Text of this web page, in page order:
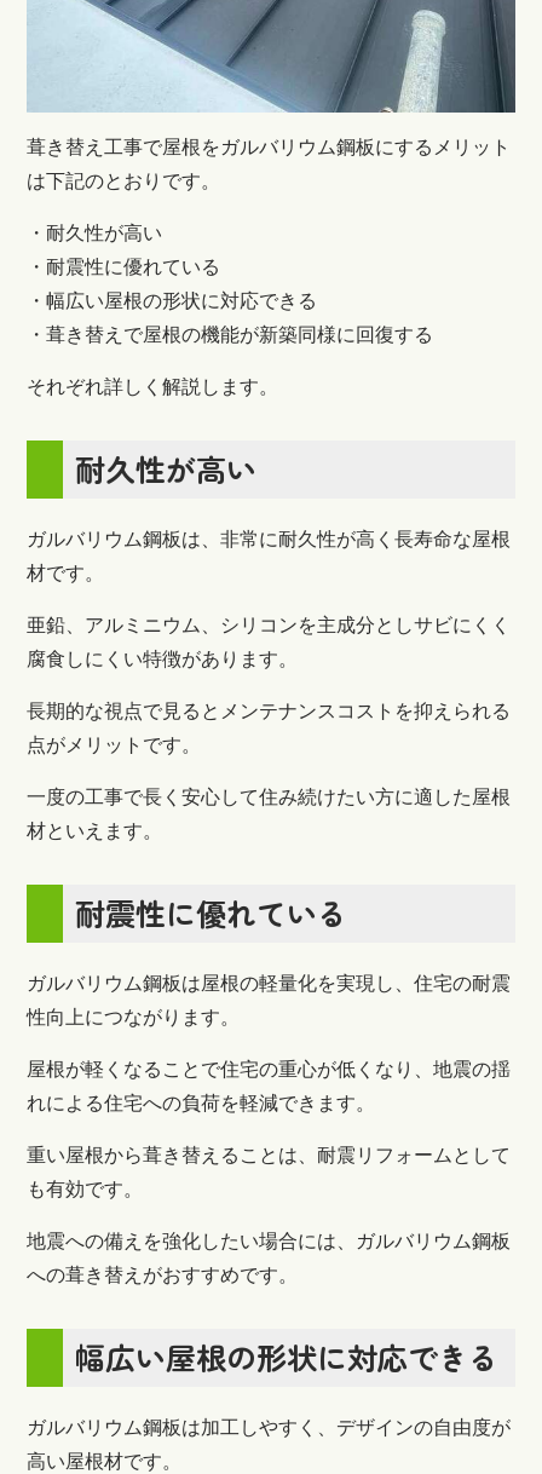
葺き替え工事で屋根をガルバリウム鋼板にするメリット
は下記のとおりです。
・耐久性が高い
・耐震性に優れている
・幅広い屋根の形状に対応できる
・葺き替えで屋根の機能が新築同様に回復する
それぞれ詳しく解説します。
耐久性が高い
ガルバリウム鋼板は、非常に耐久性が高く長寿命な屋根
材です。
亜鉛、アルミニウム、シリコンを主成分としサビにくく
腐食しにくい特徴があります。
長期的な視点で見るとメンテナンスコストを抑えられる
点がメリットです。
一度の工事で長く安心して住み続けたい方に適した屋根
材といえます。
耐震性に優れている
ガルバリウム鋼板は屋根の軽量化を実現し、住宅の耐震
性向上につながります。
屋根が軽くなることで住宅の重心が低くなり、地震の揺
れによる住宅への負荷を軽減できます。
重い屋根から葺き替えることは、耐震リフォームとして
も有効です。
地震への備えを強化したい場合には、ガルバリウム鋼板
への葺き替えがおすすめです。
幅広い屋根の形状に対応できる
ガルバリウム鋼板は加工しやすく、デザインの自由度が
高い屋根材です。